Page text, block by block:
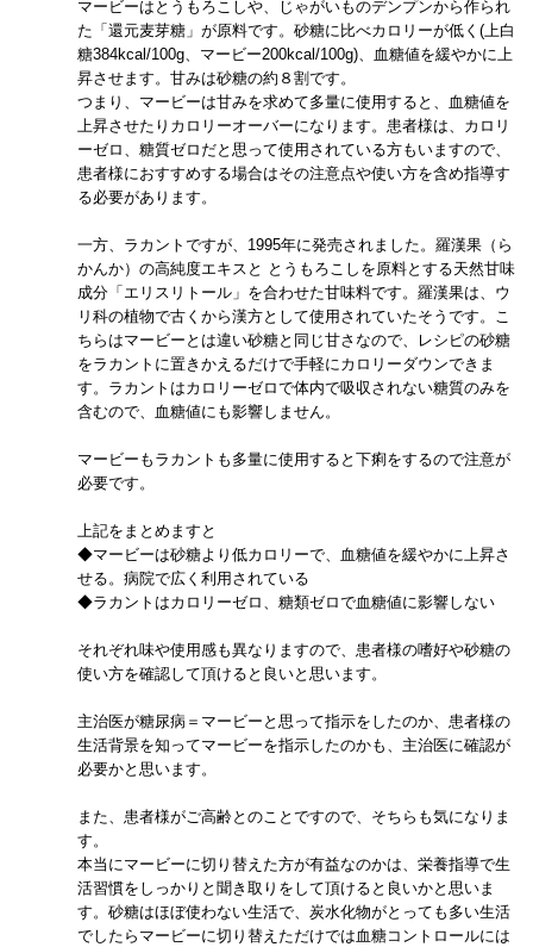
マービーはとうもろこしや、じゃがいものデンプンから作られ
た「還元麦芽糖」が原料です。砂糖に比べカロリーが低く(上白
糖384kcal/100g、マービー200kcal/100g)、血糖値を緩やかに上
昇させます。甘みは砂糖の約８割です。
つまり、マービーは甘みを求めて多量に使用すると、血糖値を
上昇させたりカロリーオーバーになります。患者様は、カロリ
ーゼロ、糖質ゼロだと思って使用されている方もいますので、
患者様におすすめする場合はその注意点や使い方を含め指導す
る必要があります。
一方、ラカントですが、1995年に発売されました。羅漢果（ら
かんか）の高純度エキスと とうもろこしを原料とする天然甘味
成分「エリスリトール」を合わせた甘味料です。羅漢果は、ウ
リ科の植物で古くから漢方として使用されていたそうです。こ
ちらはマービーとは違い砂糖と同じ甘さなので、レシピの砂糖
をラカントに置きかえるだけで手軽にカロリーダウンできま
す。ラカントはカロリーゼロで体内で吸収されない糖質のみを
含むので、血糖値にも影響しません。
マービーもラカントも多量に使用すると下痢をするので注意が
必要です。
上記をまとめますと
◆マービーは砂糖より低カロリーで、血糖値を緩やかに上昇さ
せる。病院で広く利用されている
◆ラカントはカロリーゼロ、糖類ゼロで血糖値に影響しない
それぞれ味や使用感も異なりますので、患者様の嗜好や砂糖の
使い方を確認して頂けると良いと思います。
主治医が糖尿病＝マービーと思って指示をしたのか、患者様の
生活背景を知ってマービーを指示したのかも、主治医に確認が
必要かと思います。
また、患者様がご高齢とのことですので、そちらも気になりま
す。
本当にマービーに切り替えた方が有益なのかは、栄養指導で生
活習慣をしっかりと聞き取りをして頂けると良いかと思いま
す。砂糖はほぼ使わない生活で、炭水化物がとっても多い生活
でしたらマービーに切り替えただけでは血糖コントロールには